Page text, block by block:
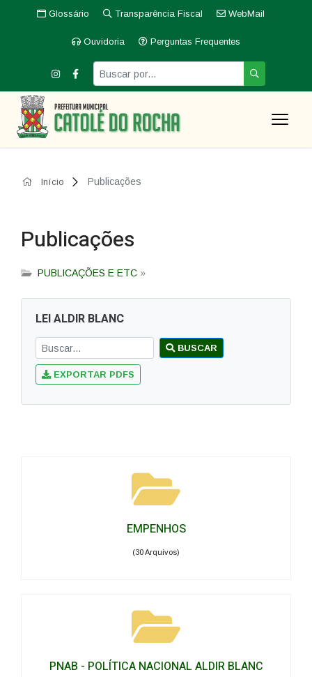
Glossário Transparência Fiscal WebMail
Ouvidoria Perguntas Frequentes
Início Publicações
Publicações
PUBLICAÇÕES E ETC »
LEI ALDIR BLANC
BUSCAR
EXPORTAR PDFS
EMPENHOS
(30 Arquivos)
PNAB - POLÍTICA NACIONAL ALDIR BLANC